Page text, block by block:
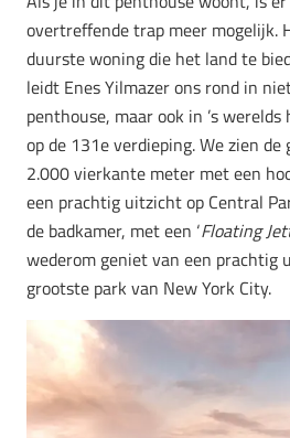
overtreffende trap meer mogelijk.
duurste woning die het land te
leidt Enes Yilmazer ons rond in
penthouse, maar ook in ’s
op de 131e verdieping. We zien
2.000 vierkante meter met een
een prachtig uitzicht op Central
de badkamer, met een ‘Floating
wederom geniet van een prachtig
grootste park van New York City.